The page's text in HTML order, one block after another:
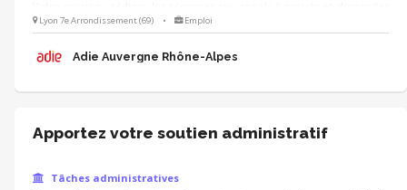
de financement, notamment la partie description du projet.
Lyon 7e Arrondissement (69) • Emploi
Adie Auvergne Rhône-Alpes
Apportez votre soutien administratif
Tâches administratives